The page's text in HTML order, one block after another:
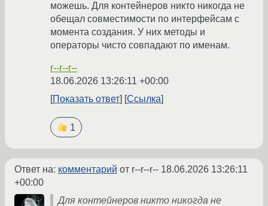
можешь. Для контейнеров никто никогда не
обещал совместимости по интерфейсам с
момента создания. У них методы и
операторы чисто совпадают по именам.
r--r--r--
18.06.2026 13:26:11 +00:00
Показать ответ
Ссылка
1
Ответ на: комментарий от r--r--r-- 18.06.2026 13:26:11
+00:00
Для контейнеров никто никогда не